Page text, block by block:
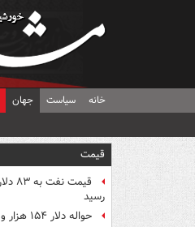
خانه سیاست جهان
قیمت
رسید
حواله دلار ۱۵۴ هزار و ۴۵۱ تومان شد